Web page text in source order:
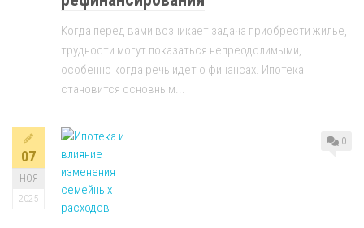
Когда перед вами возникает задача приобрести жилье,
трудности могут показаться непреодолимыми,
особенно когда речь идет о финансах. Ипотека
становится основным...
07
НОЯ
2025
0